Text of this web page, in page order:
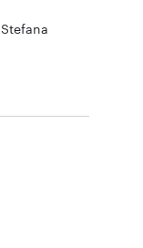
publicznej
w
planu